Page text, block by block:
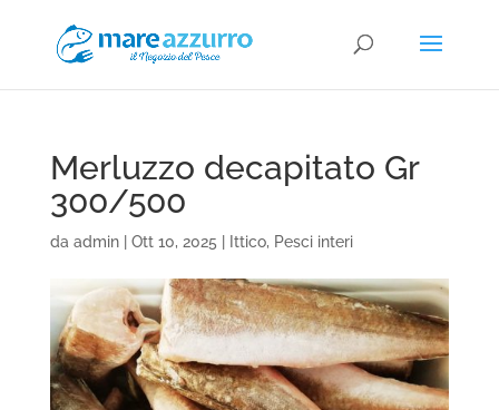
Merluzzo decapitato Gr
300/500
da admin| Ott 10, 2025 Ittico, Pesci interi